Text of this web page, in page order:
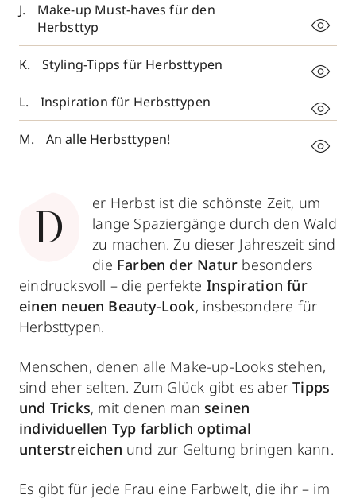
Make-up Must-haves für den
Herbsttyp
Styling-Tipps für Herbsttypen
Inspiration für Herbsttypen
An alle Herbsttypen!
D
er Herbst ist die schönste Zeit, um
lange Spaziergänge durch den Wald
zu machen. Zu dieser Jahreszeit sind
die Farben der Natur besonders
eindrucksvoll – die perfekte Inspiration für
einen neuen Beauty-Look, insbesondere für
Herbsttypen.
Menschen, denen alle Make-up-Looks stehen,
sind eher selten. Zum Glück gibt es aberTipps
und Tricks, mit denen man seinen
individuellen Typ farblich optimal
unterstreichen und zur Geltung bringen kann.
Es gibt für jede Frau eine Farbwelt, die ihr – im